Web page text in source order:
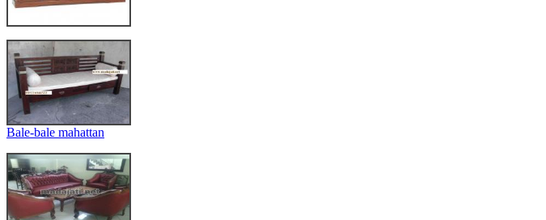
Bale-bale mahattan